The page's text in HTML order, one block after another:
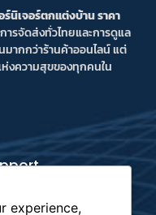
ร์นิเจอร์ตกแต่งบ้าน ราคา
รจัดส่งทั่วไทยและการดูแล
มากกว่าร้านค้าออนไลน์ แต่
งความสุขของทุกคนใน
Tracking
experience,